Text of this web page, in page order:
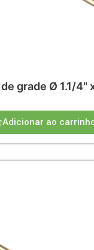
grade Ø 1.1/4"
Adicionar ao